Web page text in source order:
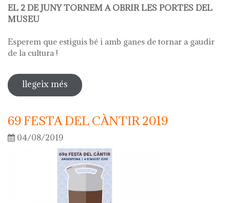
EL 2 DE JUNY TORNEM A OBRIR LES PORTES DEL
MUSEU
Esperem que estiguis bé i amb ganes de tornar a gaudir
de la cultura !
llegeix més sobre obrim el museu el 2 de juny
69 FESTA DEL CÀNTIR 2019
04/08/2019